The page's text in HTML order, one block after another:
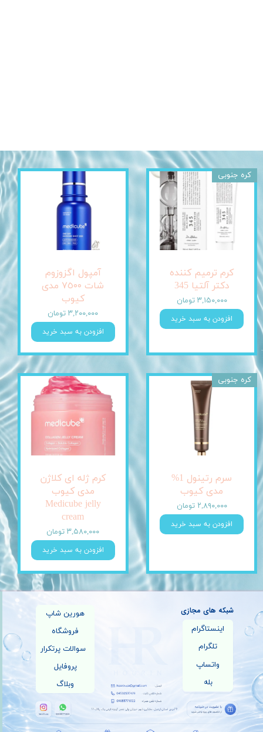
کرم ترمیم کننده
دکتر آلتیا 345
۳,۱۵۰,۰۰۰ تومان
افزودن به سبد خرید
کره جنوبی
آمپول اگزوزوم
شات ٧٥٠٠ مدی
کیوب
۳,۲۰۰,۰۰۰ تومان
افزودن به سبد خرید
سرم رتینول 1%
مدی کیوب
۲,۸۹۰,۰۰۰ تومان
افزودن به سبد خرید
کره جنوبی
کرم ژله ای کلاژن
مدی کیوب
Medicube jelly
cream
۳,۵۸۰,۰۰۰ تومان
افزودن به سبد خرید
هورین شاپ
فروشگاه
سوالات پرتکرار
پروفایل
وبلاگ
اینستاگرام
تلگرام
واتساپ
بله
شبکه های مجازی